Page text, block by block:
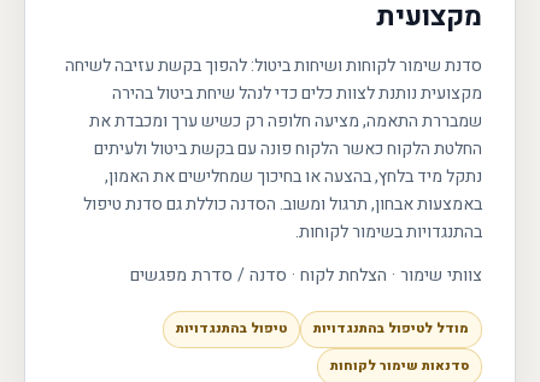
מקצועית
סדנת שימור לקוחות ושיחות ביטול: להפוך בקשת עזיבה לשיחה
מקצועית נותנת לצוות כלים כדי לנהל שיחת ביטול בהירה
שמבררת התאמה, מציעה חלופה רק כשיש ערך ומכבדת את
החלטת הלקוח כאשר הלקוח פונה עם בקשת ביטול ולעיתים
נתקל מיד בלחץ, בהצעה או בחיכוך שמחלישים את האמון,
באמצעות אבחון, תרגול ומשוב. הסדנה כוללת גם סדנת טיפול
בהתנגדויות בשימור לקוחות.
צוותי שימור · הצלחת לקוח · סדנה / סדרת מפגשים
מודל לטיפול בהתנגדויות
טיפול בהתנגדויות
סדנאות שימור לקוחות